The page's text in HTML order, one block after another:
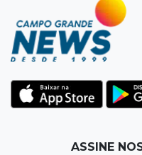
Banco Central
4º corte
Dólar comercial
atenção ao cenário
Ideb
ASSINE